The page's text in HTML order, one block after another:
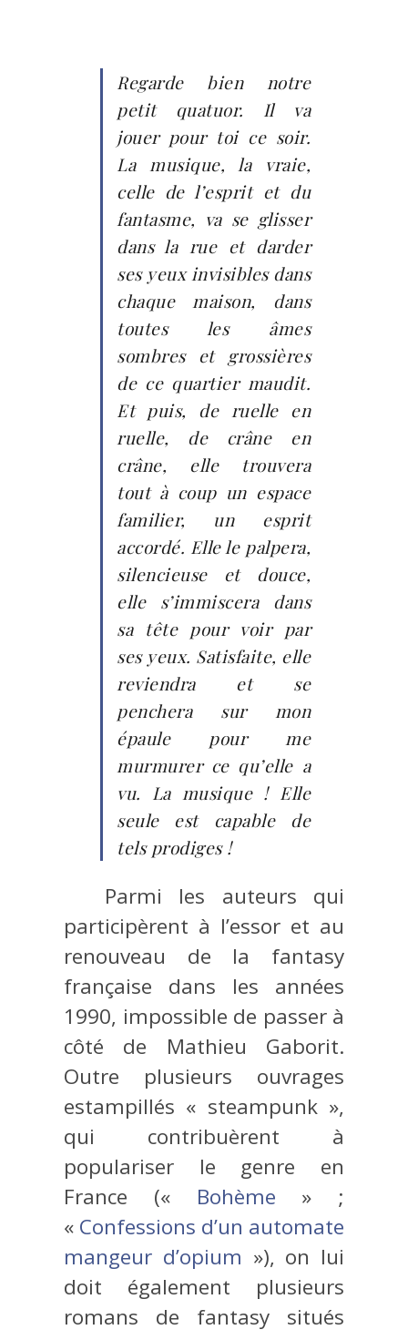
Regarde bien notre
petit quatuor. Il va
jouer pour toi ce soir.
La musique, la vraie,
celle de l’esprit et du
fantasme, va se glisser
dans la rue et darder
ses yeux invisibles dans
chaque maison, dans
toutes les âmes
sombres et grossières
de ce quartier maudit.
Et puis, de ruelle en
ruelle, de crâne en
crâne, elle trouvera
tout à coup un espace
familier, un esprit
accordé. Elle le palpera,
silencieuse et douce,
elle s’immiscera dans
sa tête pour voir par
ses yeux. Satisfaite, elle
reviendra et se
penchera sur mon
épaule pour me
murmurer ce qu’elle a
vu. La musique ! Elle
seule est capable de
tels prodiges !
Parmi les auteurs qui
participèrent à l’essor et au
renouveau de la fantasy
française dans les années
1990, impossible de passer à
côté de Mathieu Gaborit.
Outre plusieurs ouvrages
estampillés « steampunk »,
qui contribuèrent à
populariser le genre en
France (« Bohème » ;
« Confessions d’un automate
mangeur d’opium »), on lui
doit également plusieurs
romans de fantasy situés